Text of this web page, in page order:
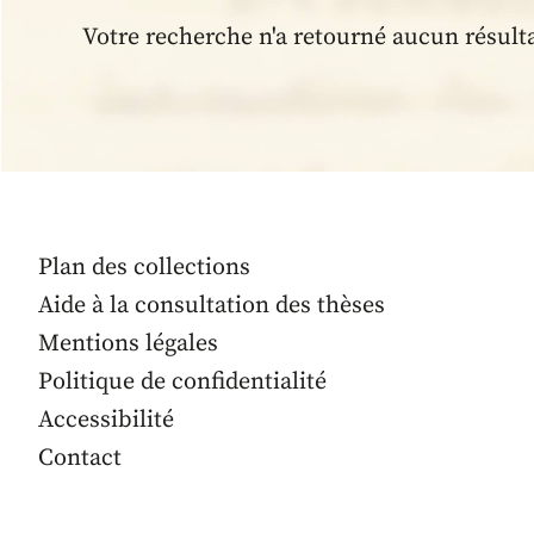
Votre recherche n'a retourné aucun
Plan des collections
Aide à la consultation des thèses
Mentions légales
Politique de confidentialité
Accessibilité
Contact